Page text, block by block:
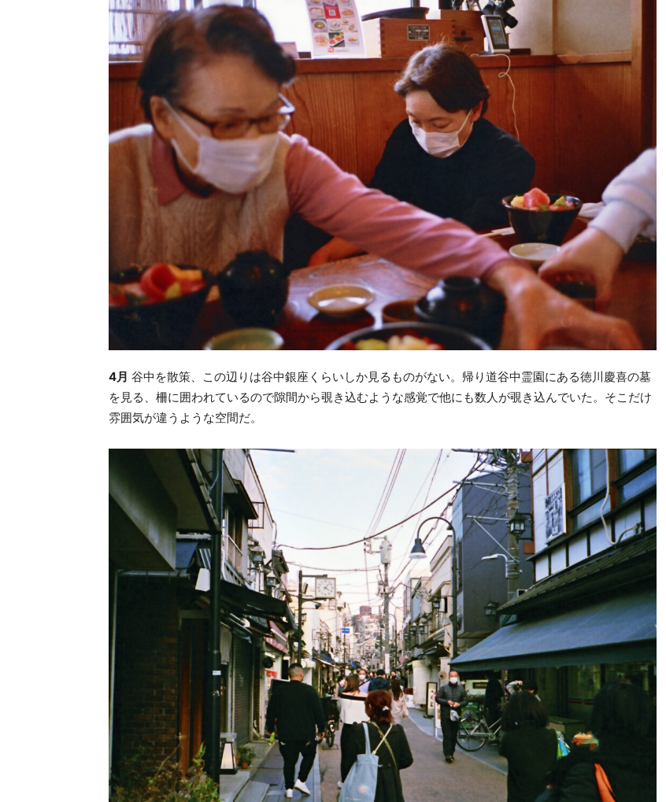
4月 谷中を散策、この辺りは谷中銀座くらいしか見るものがない。帰り道谷中霊園にある徳川慶喜の墓
を見る、柵に囲われているので隙間から覗き込むような感覚で他にも数人が覗き込んでいた。そこだけ
雰囲気が違うような空間だ。